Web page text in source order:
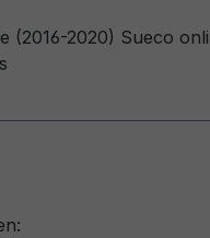
(2016-2020) Sueco